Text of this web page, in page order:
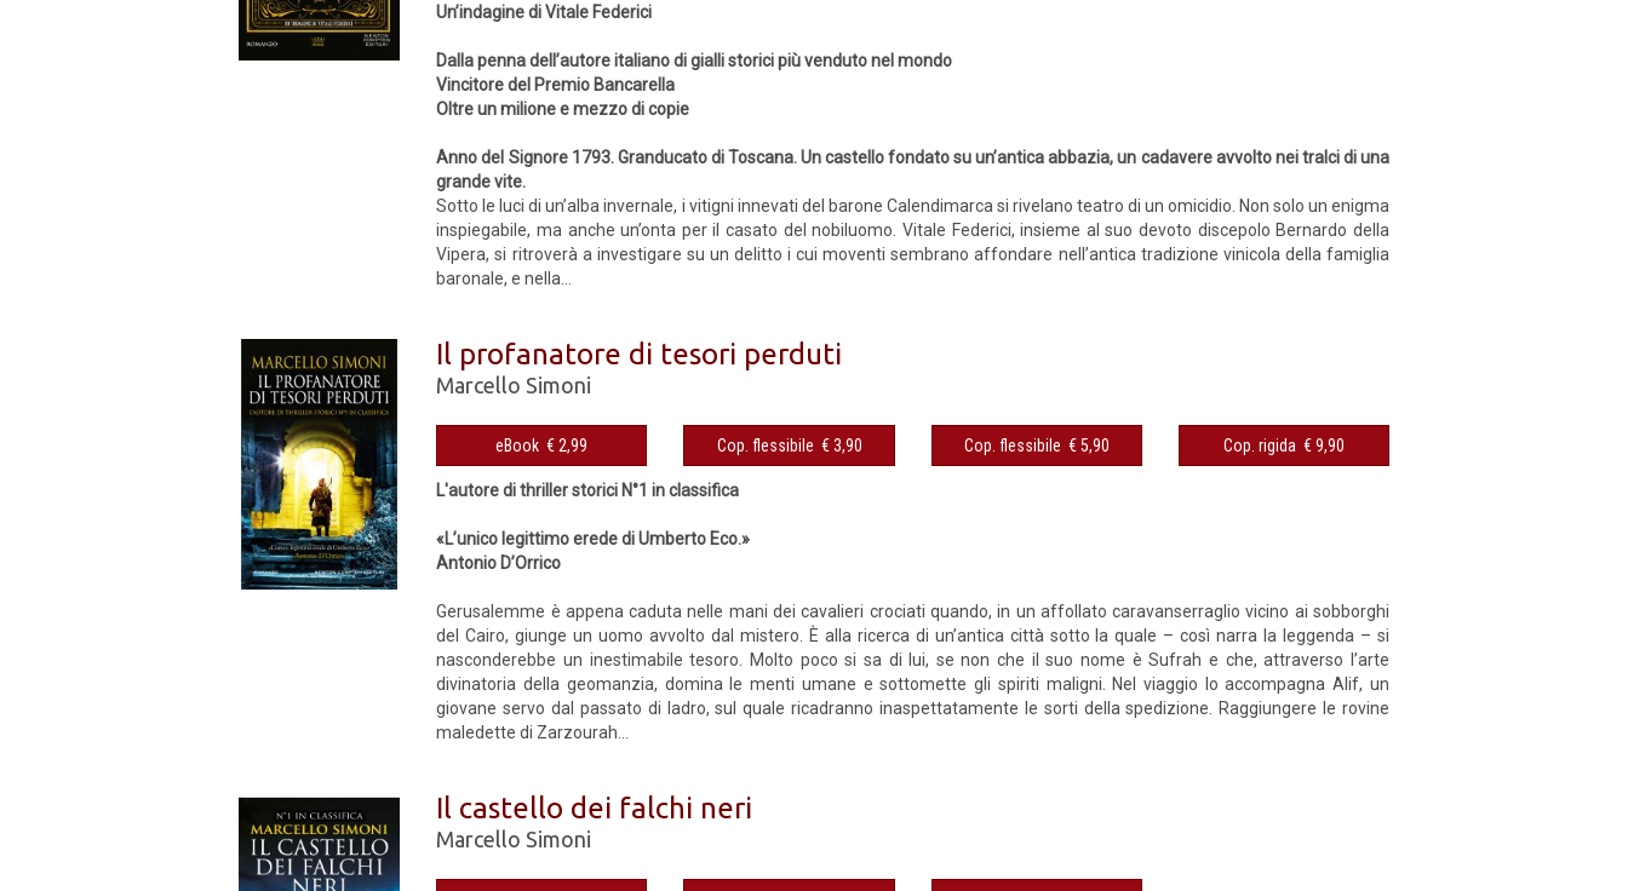
Un’indagine di Vitale Federici
Dalla penna dell’autore italiano di gialli storici più venduto nel mondo
Vincitore del Premio Bancarella
Oltre un milione e mezzo di copie
Anno del Signore 1793. Granducato di Toscana. Un castello fondato su un’antica abbazia, un cadavere avvolto nei tralci di una
grande vite.
Sotto le luci di un’alba invernale, i vitigni innevati del barone Calendimarca si rivelano teatro di un omicidio. Non solo un enigma
inspiegabile, ma anche un’onta per il casato del nobiluomo. Vitale Federici, insieme al suo devoto discepolo Bernardo della
Vipera, si ritroverà a investigare su un delitto i cui moventi sembrano affondare nell’antica tradizione vinicola della famiglia
baronale, e nella...
Il profanatore di tesori perduti
Marcello Simoni
eBook € 2,99 Cop. flessibile € 3,90 Cop. flessibile € 5,90 Cop. rigida € 9,90
L'autore di thriller storici N°1 in classifica
«L’unico legittimo erede di Umberto Eco.»
Antonio D’Orrico
Gerusalemme è appena caduta nelle mani dei cavalieri crociati quando, in un affollato caravanserraglio vicino ai sobborghi
del Cairo, giunge un uomo avvolto dal mistero. È alla ricerca di un’antica città sotto la quale – così narra la leggenda – si
nasconderebbe un inestimabile tesoro. Molto poco si sa di lui, se non che il suo nome è Sufrah e che, attraverso l’arte
divinatoria della geomanzia, domina le menti umane e sottomette gli spiriti maligni. Nel viaggio lo accompagna Alif, un
giovane servo dal passato di ladro, sul quale ricadranno inaspettatamente le sorti della spedizione. Raggiungere le rovine
maledette di Zarzourah...
Il castello dei falchi neri
Marcello Simoni